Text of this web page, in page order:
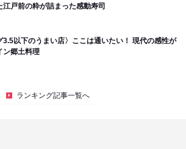
江戸前の粋が詰まった感動寿司
3.5以下のうまい店〉ここは通いたい！ 現代の感性が
ン郷土料理
ランキング記事一覧へ